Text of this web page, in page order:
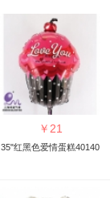
￥ 21
35"红黑色爱情蛋糕40140